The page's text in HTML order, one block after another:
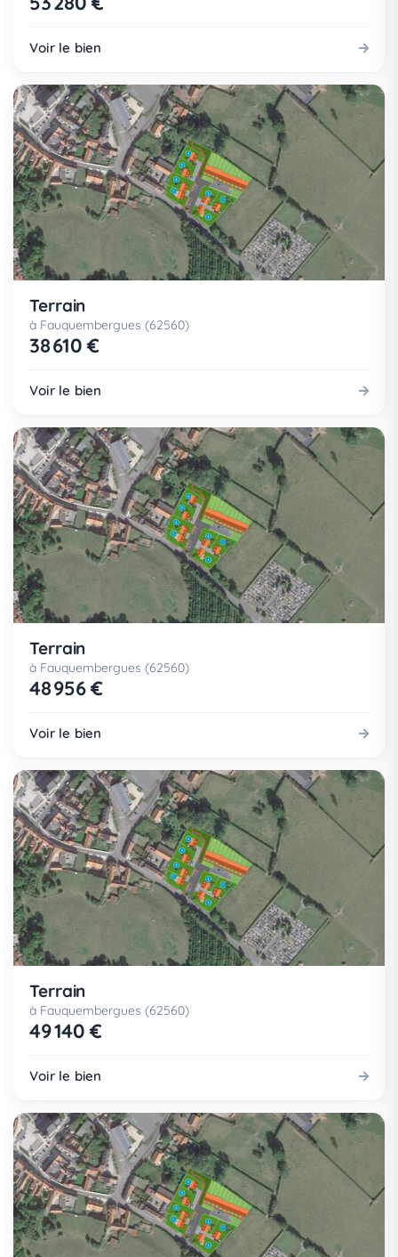
Voir le bien
Terrain
à Fauquembergues (62560)
38 610 €
Voir le bien
Terrain
à Fauquembergues (62560)
48 956 €
Voir le bien
Terrain
à Fauquembergues (62560)
49 140 €
Voir le bien